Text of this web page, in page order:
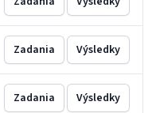
Zadania Výsledky
Zadania Výsledky